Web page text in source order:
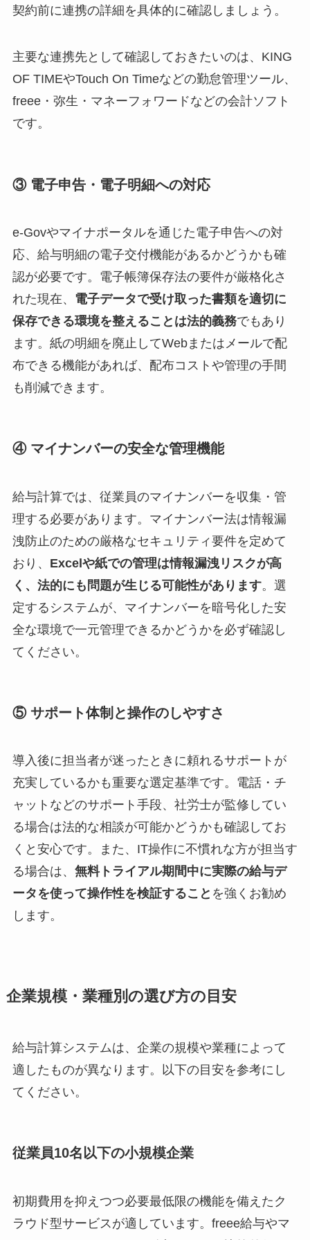
契約前に連携の詳細を具体的に確認しましょう。
主要な連携先として確認しておきたいのは、KING
OF TIMEやTouch On Timeなどの勤怠管理ツール、
freee・弥生・マネーフォワードなどの会計ソフト
です。
③ 電子申告・電子明細への対応
e-Govやマイナポータルを通じた電子申告への対
応、給与明細の電子交付機能があるかどうかも確
認が必要です。電子帳簿保存法の要件が厳格化さ
れた現在、 電子データで受け取った書類を適切に
保存できる環境を整えることは法的義務でもあり
ます。紙の明細を廃止してWebまたはメールで配
布できる機能があれば、配布コストや管理の手間
も削減できます。
④ マイナンバーの安全な管理機能
給与計算では、従業員のマイナンバーを収集・管
理する必要があります。マイナンバー法は情報漏
洩防止のための厳格なセキュリティ要件を定めて
おり、 Excelや紙での管理は情報漏洩リスクが高
く、法的にも問題が生じる可能性があります。選
定するシステムが、マイナンバーを暗号化した安
全な環境で一元管理できるかどうかを必ず確認し
てください。
⑤ サポート体制と操作のしやすさ
導入後に担当者が迷ったときに頼れるサポートが
充実しているかも重要な選定基準です。電話・チ
ャットなどのサポート手段、社労士が監修してい
る場合は法的な相談が可能かどうかも確認してお
くと安心です。また、IT操作に不慣れな方が担当す
る場合は、 無料トライアル期間中に実際の給与デ
ータを使って操作性を検証すること を強くお勧め
します。
企業規模・業種別の選び方の目安
給与計算システムは、企業の規模や業種によって
適したものが異なります。以下の目安を参考にし
てください。
従業員10名以下の小規模企業
初期費用を抑えつつ必要最低限の機能を備えたク
ラウド型サービスが適しています。freee給与やマ